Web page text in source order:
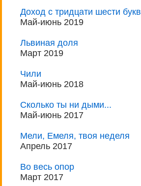
Доход с тридцати шести букв
Май-июнь 2019
Львиная доля
Март 2019
Чили
Май-июнь 2018
Сколько ты ни дыми...
Май-июнь 2017
Мели, Емеля, твоя неделя
Апрель 2017
Во весь опор
Март 2017